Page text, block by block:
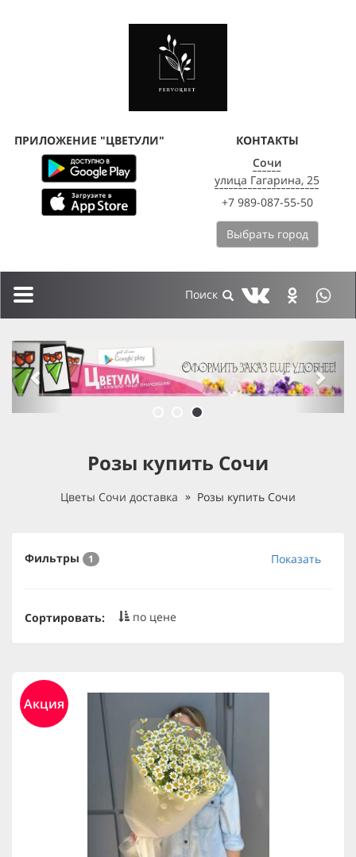
ПРИЛОЖЕНИЕ "ЦВЕТУЛИ"
КОНТАКТЫ
Сочи
улица Гагарина, 25
+7 989-087-55-50
Выбрать город
Toggle
previous
Розы купить Сочи
Цветы Сочи доставка Розы купить Сочи
Фильтры 1 Показать
Сортировать: по цене
Акция